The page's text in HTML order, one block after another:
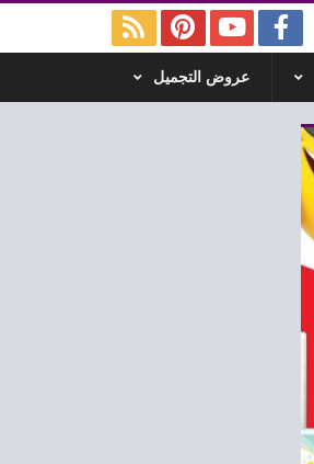
عروض التجميل